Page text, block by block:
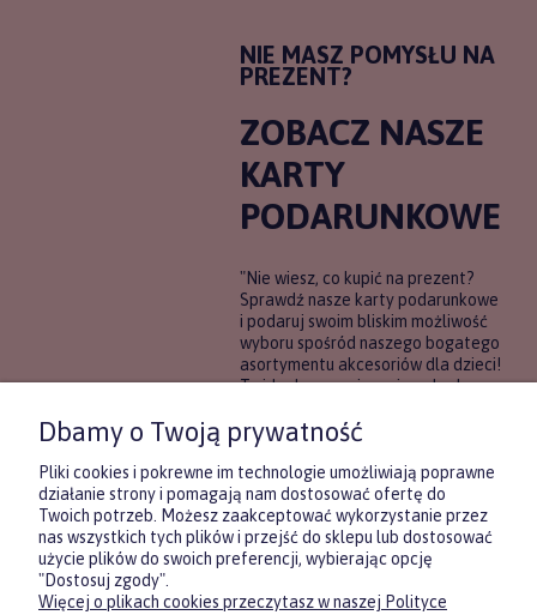
NIE MASZ POMYSŁU NA
PREZENT?
ZOBACZ NASZE
KARTY
PODARUNKOWE
"Nie wiesz, co kupić na prezent?
Sprawdź nasze karty podarunkowe
i podaruj swoim bliskim możliwość
wyboru spośród naszego bogatego
asortymentu akcesoriów dla dzieci!
To idealne rozwiązanie, gdy chcesz
pewności, co będzie najbardziej
trafione.
DOWIEDZ SIĘ WIĘCEJ
Dbamy o Twoją prywatność
Pliki cookies i pokrewne im technologie umożliwiają poprawne
działanie strony i pomagają nam dostosować ofertę do
Twoich potrzeb. Możesz zaakceptować wykorzystanie przez
nas wszystkich tych plików i przejść do sklepu lub dostosować
użycie plików do swoich preferencji, wybierając opcję
"Dostosuj zgody".
Więcej o plikach cookies przeczytasz w naszej Polityce